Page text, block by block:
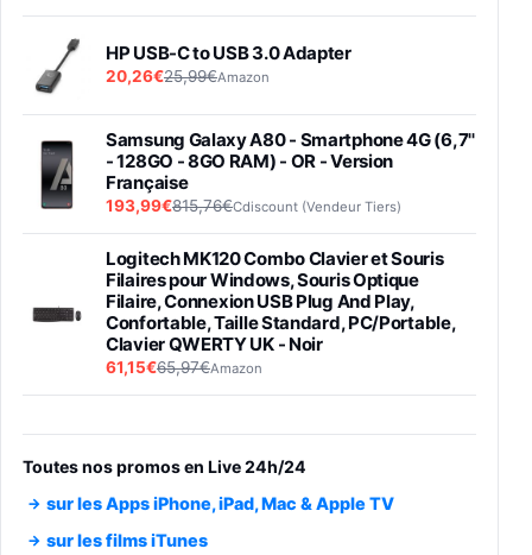
HP USB-C to USB 3.0 Adapter
20,26€25,99€Amazon
Samsung Galaxy A80 - Smartphone 4G (6,7''
- 128GO - 8GO RAM) - OR - Version
Française
193,99€815,76€Cdiscount (Vendeur Tiers)
Logitech MK120 Combo Clavier et Souris
Filaires pour Windows, Souris Optique
Filaire, Connexion USB Plug And Play,
Confortable, Taille Standard, PC/Portable,
Clavier QWERTY UK - Noir
61,15€65,97€Amazon
entraénement direct 3 vitesses (33-45-78
trs/min) avec pre-ampli intégré et port USB
Smartphone SAMSUNG Galaxy S26 Ultra
Toutes nos promos en Live 24h/24
sur les Apps iPhone, iPad, Mac & Apple TV
sur les films iTunes